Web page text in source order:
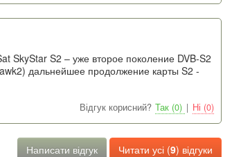
SkyStar S2 – уже второе поколение DVB-S2
дальнейшее продолжение карты S2 -
Відгук корисний? Так (0) | Ні (0)
Написати відгук Читати усі (9) відгуки